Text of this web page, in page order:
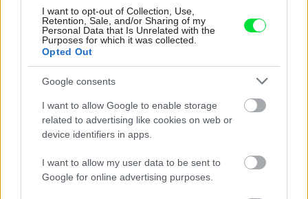
I want to opt-out of Collection, Use,
Retention, Sale, and/or Sharing of my
Personal Data that Is Unrelated with the
Purposes for which it was collected.
Opted Out
Google consents
I want to allow Google to enable storage
related to advertising like cookies on web or
device identifiers in apps.
I want to allow my user data to be sent to
Google for online advertising purposes.